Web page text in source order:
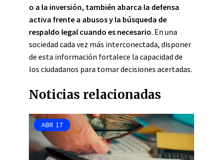
o a la inversión, también abarca la defensa
activa frente a abusos y la búsqueda de
respaldo legal cuando es necesario. En una
sociedad cada vez más interconectada, disponer
de esta información fortalece la capacidad de
los ciudadanos para tomar decisiones acertadas.
Noticias relacionadas
ABR 17